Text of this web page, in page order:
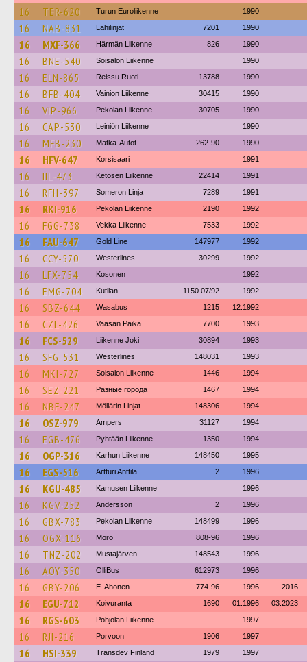
16
TER-620 Turun Euroliikenne 1990
16 NAB-831 Lähilinjat 7201 1990
16 MXF-366 Härmän Liikenne 826 1990
16 BNE-540 Soisalon Liikenne 1990
16 ELN-865 Reissu Ruoti 13788 1990
16 BFB-404 Vainion Liikenne 30415 1990
16 VIP-966 Pekolan Liikenne 30705 1990
16 CAP-530 Leiniön Liikenne 1990
16 MFB-230 Matka-Autot 262-90 1990
16 HFV-647 Korsisaari 1991
16 IIL-473 Ketosen Liikenne 22414 1991
16 RFH-397 Someron Linja 7289 1991
16 RKI-916 Pekolan Liikenne 2190 1992
16 FGG-738 Vekka Liikenne 7533 1992
16 FAU-647 Gold Line 147977 1992
16 CCY-570 Westerlines 30299 1992
16 LFX-754 Kosonen 1992
16 EMG-704 Kutilan 1150 07/92 1992
16 SBZ-644 Wasabus 1215 12.1992
16 CZL-426 Vaasan Paika 7700 1993
16 FCS-529 Liikenne Joki 30894 1993
16 SFG-531 Westerlines 148031 1993
16 MKI-727 Soisalon Liikenne 1446 1994
16 SEZ-221 Разные города 1467 1994
16 NBF-247 Möllärin Linjat 148306 1994
16 OSZ-979 Ampers 31127 1994
16 EGB-476 Pyhtään Liikenne 1350 1994
16 OGP-316 Karhun Liikenne 148450 1995
16 EGS-516 Artturi Anttila 2 1996
16 KGU-485 Kamusen Liikenne 1996
16 KGV-252 Andersson 2 1996
16 GBX-783 Pekolan Liikenne 148499 1996
16 OGX-116 Mörö 808-96 1996
16 TNZ-202 Mustajärven 148543 1996
16 AOY-350 OlliBus 612973 1996
16 GBY-206 E. Ahonen 774-96 1996 2016
16 EGU-712 Koivuranta 1690 01.1996 03.2023
16 RGS-603 Pohjolan Liikenne 1997
16 RJI-216 Porvoon 1906 1997
16 HSI-339 Transdev Finland 1979 1997